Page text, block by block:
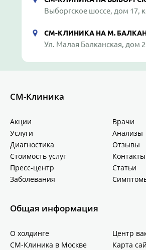
Выборгское шоссе, дом 17,
СМ-КЛИНИКА НА М.
Ул. Малая Балканская, дом
СМ-Клиника
Акции
Врачи
Услуги
Анализы
Диагностика
Отзывы
Стоимость услуг
Контакты
Пресс-центр
Статьи
Заболевания
Общая информация
О холдинге
Центр
СМ-Клиника в Москве
Карта